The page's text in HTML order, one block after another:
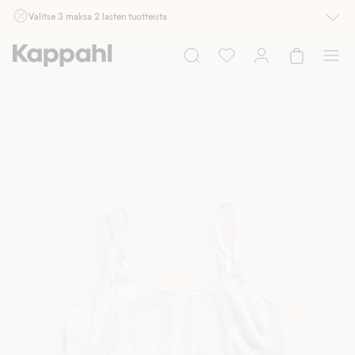
Valitse 3 maksa 2 lasten tuotteista
myymälässä ja verkossa. Ei voi yhdistää muihin alennuksiin tai tarjouksiin.